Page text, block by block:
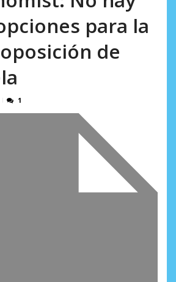
para la
de
1